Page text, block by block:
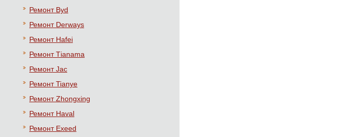
Ремонт Byd
Ремонт Derways
Ремонт Hafei
Ремонт Тianama
Ремонт Jac
Ремонт Tianye
Ремонт Zhongxing
Ремонт Haval
Ремонт Exeed